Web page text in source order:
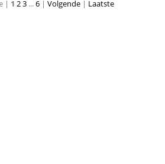
| 1 23 ...6 | Volgende | Laatste